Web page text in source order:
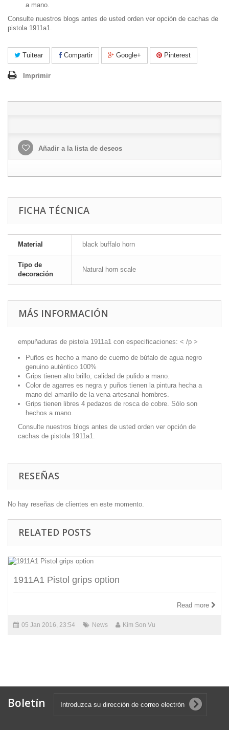
a mano.
Consulte nuestros blogs antes de usted orden ver opción de cachas de
pistola 1911a1.
Tuitear Compartir Google+ Pinterest
Imprimir
Añadir a la lista de deseos
FICHA TÉCNICA
Material black buffalo horn
Tipo de
decoración
Natural horn scale
MÁS INFORMACIÓN
empuñaduras de pistola 1911a1 con especificaciones: < /p >
Puños es hecho a mano de cuerno de búfalo de agua negro
genuino auténtico 100%
Grips tienen alto brillo, calidad de pulido a mano.
Color de agarres es negra y puños tienen la pintura hecha a
mano del amarillo de la vena artesanal-hombres.
Grips tienen libres 4 pedazos de rosca de cobre. Sólo son
hechos a mano.
Consulte nuestros blogs antes de usted orden ver opción de
cachas de pistola 1911a1.
RESEÑAS
No hay reseñas de clientes en este momento.
RELATED POSTS
1911A1 Pistol grips option
Read more
05 Jan 2016, 23:54 News Kim Son Vu
Boletín